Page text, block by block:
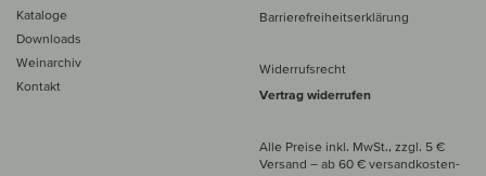
Kataloge
Downloads
Weinarchiv
Kontakt
Barrierefreiheitserklärung
Widerrufsrecht
Vertrag widerrufen
Alle Preise inkl. MwSt., zzgl. 5 €
Versand – ab 60 € versand­kosten­